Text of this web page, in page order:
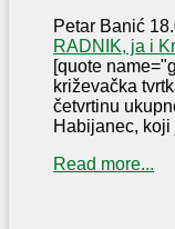
Petar Banić
RADNIK, ja i
[quote
križevačka
četvrtinu
Habijanec, koji
Read more...